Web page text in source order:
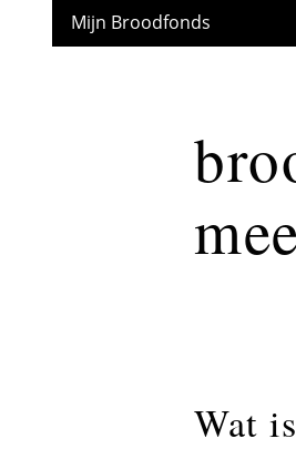
Mijn Broodfonds
Wat